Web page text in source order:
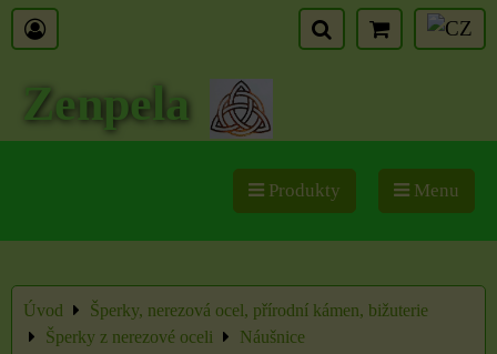
Zenpela
Produkty Menu
Úvod
Šperky, nerezová ocel, přírodní kámen, bižuterie
Šperky z nerezové oceli
Náušnice